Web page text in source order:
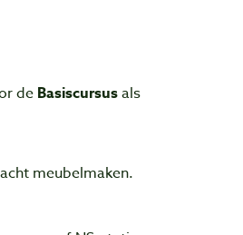
de Basiscursusals
meubelmaken.